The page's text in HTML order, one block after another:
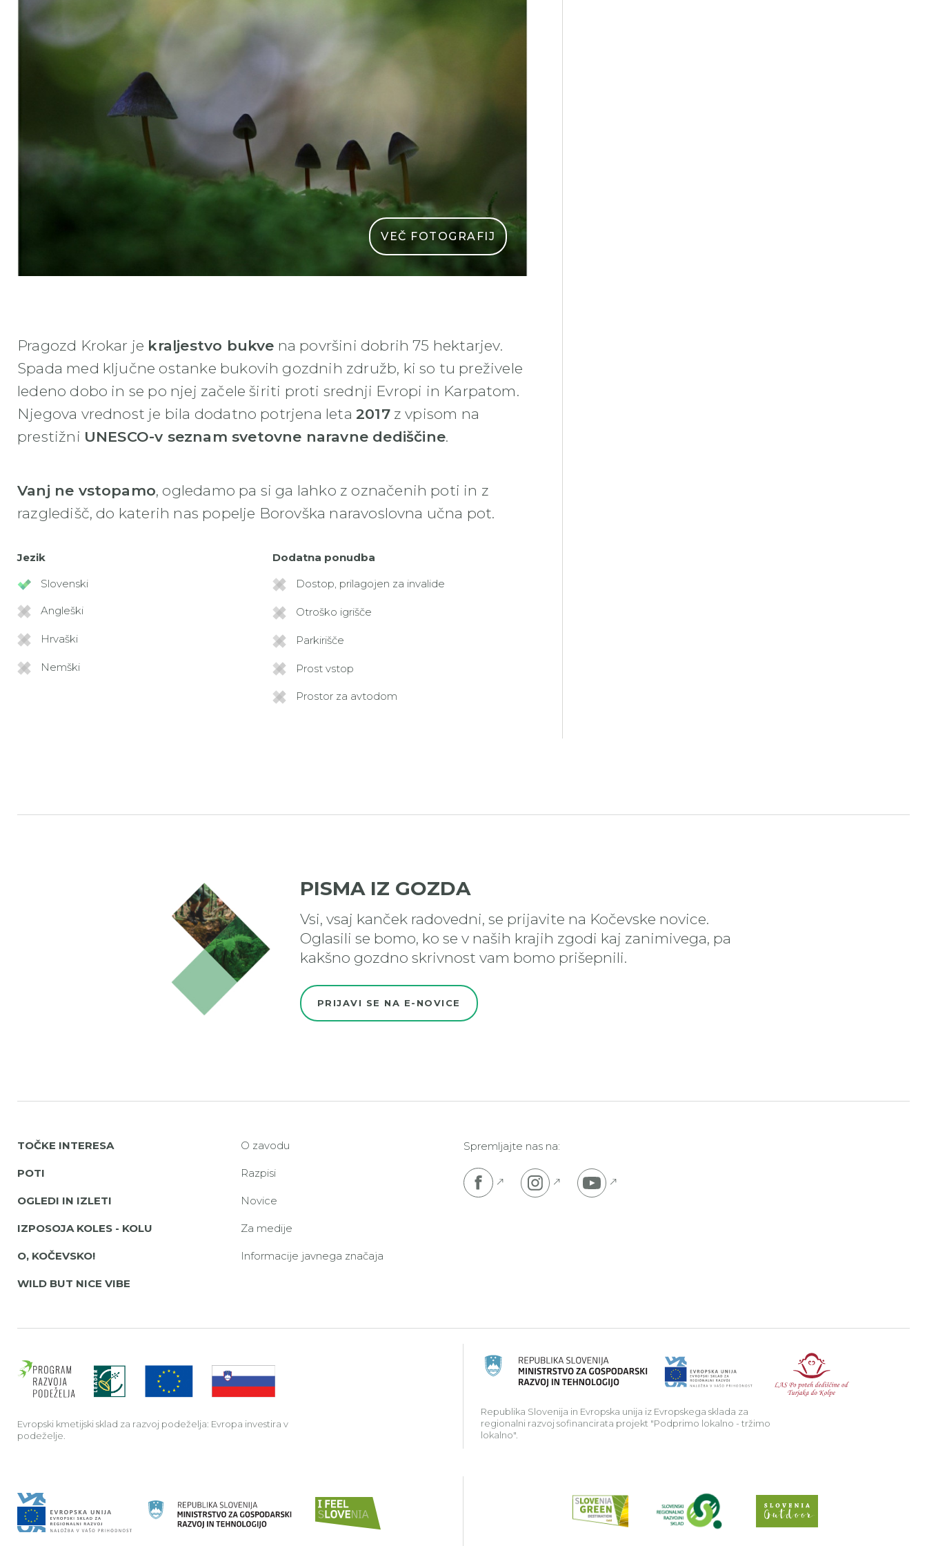
VEČ FOTOGRAFIJ
Pragozd Krokar je kraljestvo bukve na površini dobrih 75 hektarjev.
Spada med ključne ostanke bukovih gozdnih združb, ki so tu preživele
ledeno dobo in se po njej začele širiti proti srednji Evropi in Karpatom.
Njegova vrednost je bila dodatno potrjena leta 2017z vpisom na
prestižni UNESCO-v seznam svetovne naravne dediščine.
Vanj ne vstopamo, ogledamo pa si ga lahko z označenih poti in z
razgledišč, do katerih nas popelje Borovška naravoslovna učna pot.
Jezik
Slovenski
Angleški
Hrvaški
Nemški
Dodatna ponudba
Dostop, prilagojen za invalide
Otroško igrišče
Parkirišče
Prost vstop
Prostor za avtodom
PISMA IZ GOZDA
Vsi, vsaj kanček radovedni, se prijavite na Kočevske novice.
Oglasili se bomo, ko se v naših krajih zgodi kaj zanimivega, pa
kakšno gozdno skrivnost vam bomo prišepnili.
PRIJAVI SE NA E-NOVICE
TOČKE INTERESA
POTI
OGLEDI IN IZLETI
IZPOSOJA KOLES - KOLU
O, KOČEVSKO!
WILD BUT NICE VIBE
O zavodu
Razpisi
Novice
Za medije
Informacije javnega značaja
Spremljajte nas na:
Pojdi na Facebook stran
Pojdi na Instagram stran
Evropski kmetijski sklad za razvoj podeželja: Evropa investira v podeželje.
Evropski kmetijski sklad za razvoj podeželja: Evropa investira v
podeželje.
Republika Slovenija in Evropska unija iz Evropskega sklada za
regionalni razvoj sofinancirata projekt "Podprimo lokalno - tržimo
lokalno".